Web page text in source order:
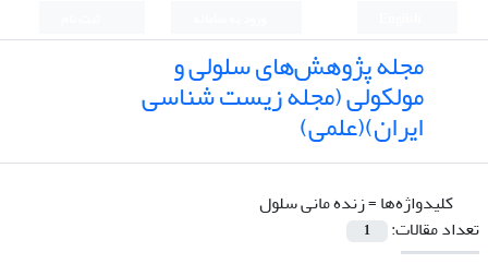
مجله پژوهش‌های سلولی و
مولکولی (مجله زیست شناسی
ایران)(علمی)
کلیدواژه‌ها =زنده مانی سلول
تعداد مقالات:
1